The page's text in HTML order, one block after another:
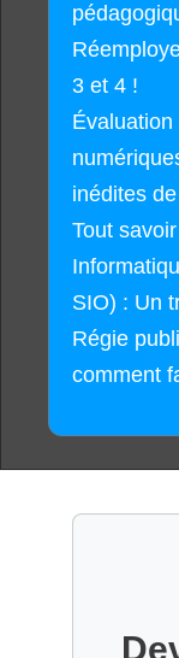
3 et 4 !
inédites
Tout
SIO) : Un
Régie
comment